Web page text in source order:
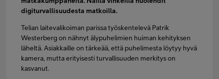
digiturvallisuudesta matkoilla.
Telian laitevalikoiman parissa työskentelevä Patrik
Westerberg on nähnyt älypuhelimien huiman kehityksen
läheltä. Asiakkaille on tärkeää, että puhelimesta löytyy hyvä
kamera, mutta erityisesti turvallisuuden merkitys on
kasvanut.